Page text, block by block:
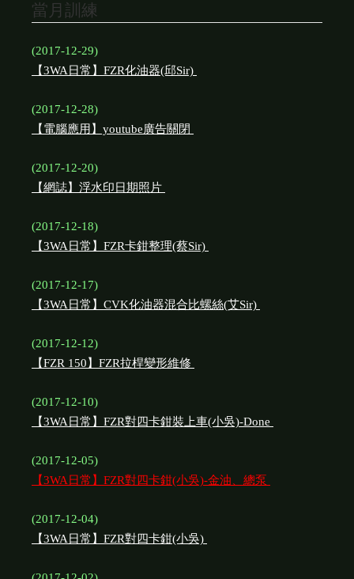
當月訓練
(2017-12-29)
【3WA日常】FZR化油器(邱Sir)
(2017-12-28)
【電腦應用】youtube廣告關閉
(2017-12-20)
【網誌】浮水印日期照片
(2017-12-18)
【3WA日常】FZR卡鉗整理(蔡Sir)
(2017-12-17)
【3WA日常】CVK化油器混合比螺絲(艾Sir)
(2017-12-12)
【FZR 150】FZR拉桿變形維修
(2017-12-10)
【3WA日常】FZR對四卡鉗裝上車(小吳)-Done
(2017-12-05)
【3WA日常】FZR對四卡鉗(小吳)-金油、總泵
(2017-12-04)
【3WA日常】FZR對四卡鉗(小吳)